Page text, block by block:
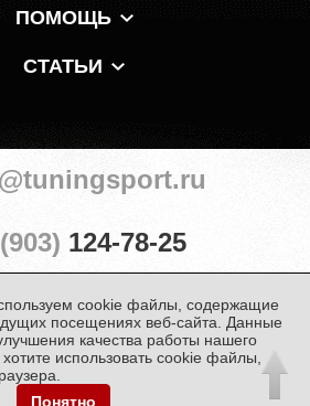
ПОМОЩЬ
СТАТЬИ
и соцсетях:
@tuningsport.ru
124-78-25
cookie файлы, содержащие
посещениях веб-сайта. Данные
качества работы нашего
использовать cookie файлы,
Понятно